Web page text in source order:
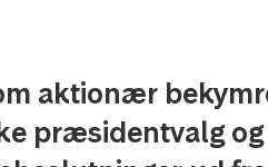
aktionær
præsidentvalg